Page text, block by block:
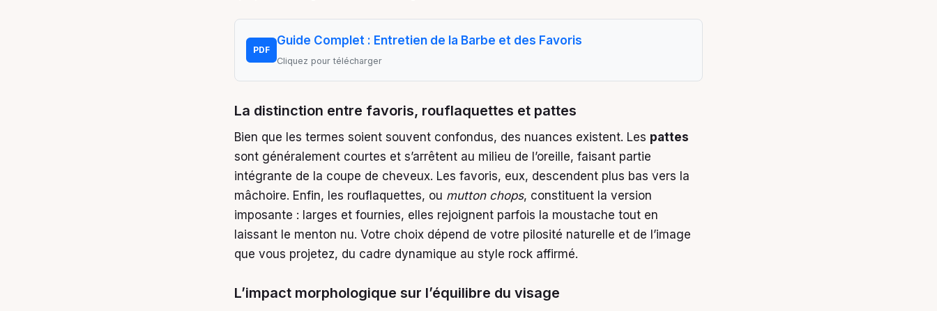
PDF
Guide Complet : Entretien de la Barbe et des Favoris
Cliquez pour télécharger
La distinction entre favoris, rouflaquettes et pattes
Bien que les termes soient souvent confondus, des nuances existent. Les pattes
sont généralement courtes et s’arrêtent au milieu de l’oreille, faisant partie
intégrante de la coupe de cheveux. Les favoris, eux, descendent plus bas vers la
mâchoire. Enfin, les rouflaquettes, ou mutton chops, constituent la version
imposante : larges et fournies, elles rejoignent parfois la moustache tout en
laissant le menton nu. Votre choix dépend de votre pilosité naturelle et de l’image
que vous projetez, du cadre dynamique au style rock affirmé.
L’impact morphologique sur l’équilibre du visage